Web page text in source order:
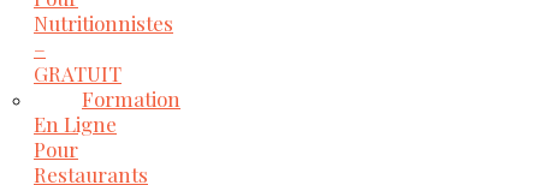
Nutritionnistes
–
GRATUIT
Formation
En Ligne
Pour
Restaurants